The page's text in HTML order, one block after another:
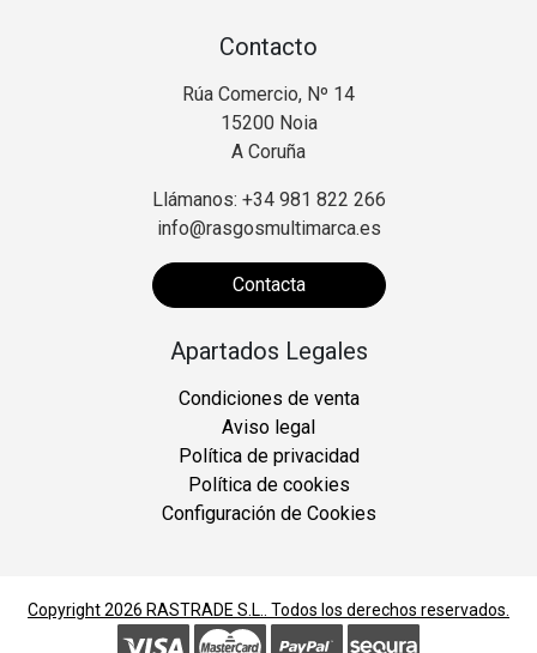
Contacto
Rúa Comercio, Nº 14
15200 Noia
A Coruña
Llámanos: +34 981 822 266
info@rasgosmultimarca.es
Contacta
Apartados Legales
Condiciones de venta
Aviso legal
Política de privacidad
Política de cookies
Configuración de Cookies
Copyright 2026 RASTRADE S.L.. Todos los derechos reservados.